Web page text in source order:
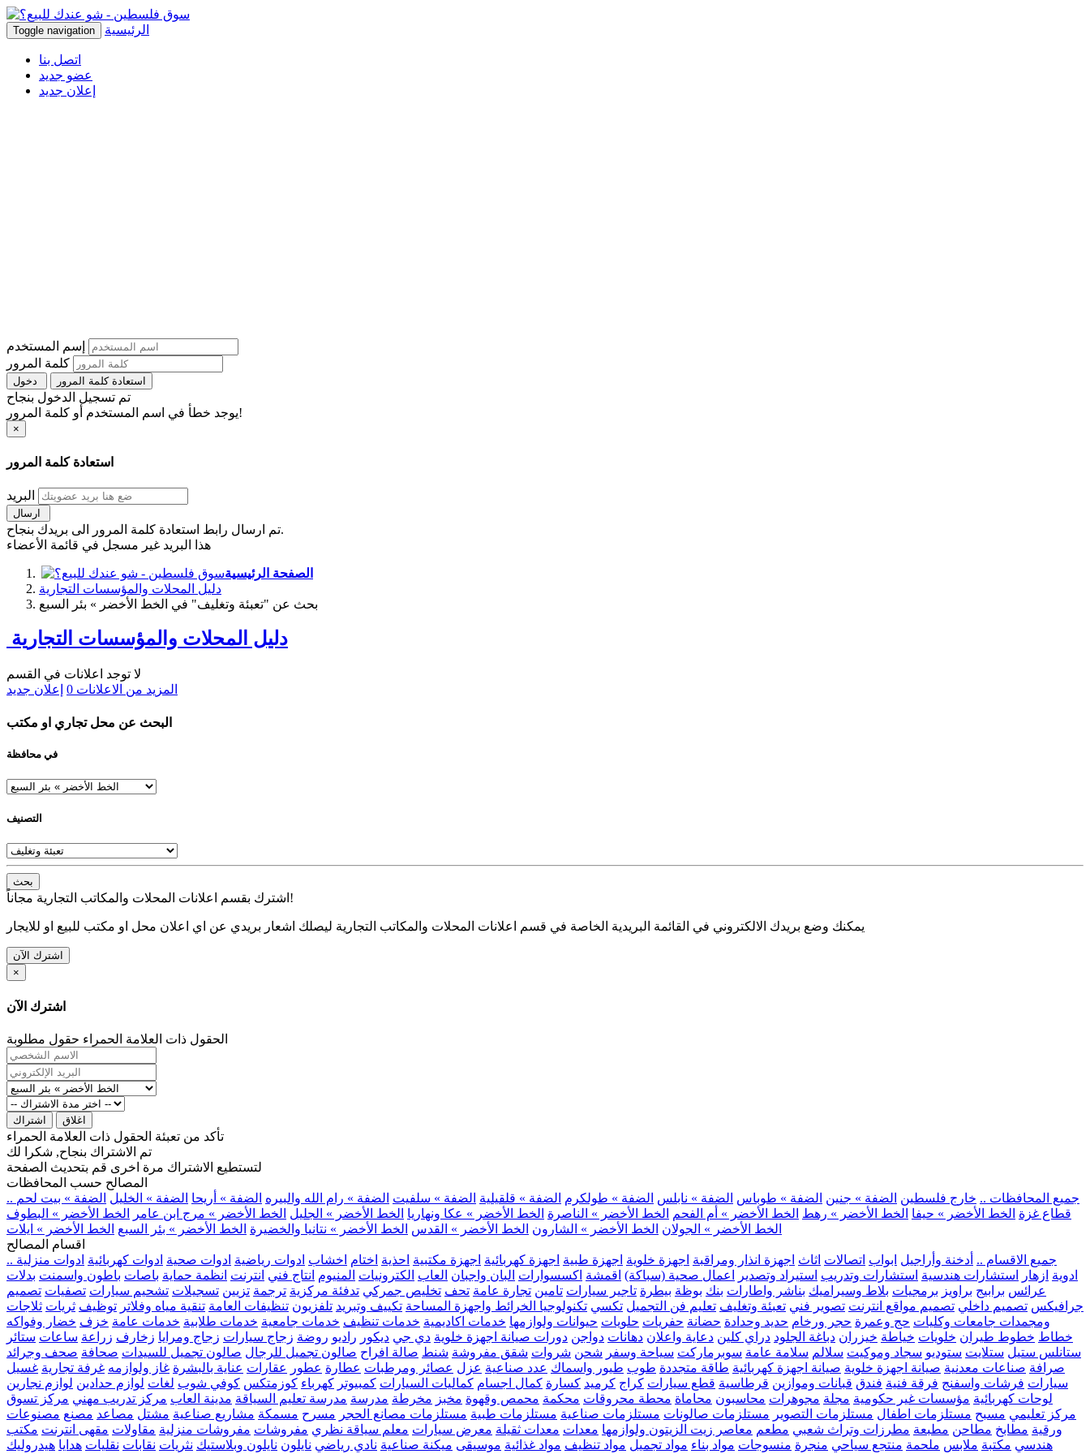
Toggle navigation الرئيسية
اتصل بنا
عضو جديد
إعلان جديد
إسم المستخدم
كلمة المرور
استعادة كلمة المرور
تم تسجيل الدخول بنجاح
يوجد خطأ في اسم المستخدم أو كلمة المرور!
×
استعادة كلمة المرور
البريد
تم ارسال رابط استعادة كلمة المرور الى بريدك بنجاح.
هذا البريد غير مسجل في قائمة الأعضاء
الصفحة الرئيسية
دليل المحلات والمؤسسات التجارية
بحث عن "تعبئة وتغليف" في الخط الأخضر » بئر السبع
دليل المحلات والمؤسسات التجارية
لا توجد اعلانات في القسم
المزيد من الاعلانات 0 إعلان جديد
البحث عن محل تجاري او مكتب
في محافظة
التصنيف
بحث
اشترك بقسم اعلانات المحلات والمكاتب التجارية مجاناً!
يمكنك وضع بريدك الالكتروني في القائمة البريدية الخاصة في قسم اعلانات المحلات والمكاتب التجارية ليصلك اشعار بريدي عن اي اعلان محل او مكتب للبيع او للايجار
اشترك الآن
×
اشترك الآن
الحقول ذات العلامة الحمراء حقول مطلوبة
اشتراك اغلاق
تأكد من تعبئة الحقول ذات العلامة الحمراء
تم الاشتراك بنجاح, شكرا لك
لتستطيع الاشتراك مرة اخرى قم بتحديث الصفحة
المصالح حسب المحافظات
.. جميع المحافظات .. خارج فلسطين الضفة » جنين الضفة » طوباس الضفة » نابلس الضفة » طولكرم الضفة » قلقيلية الضفة » سلفيت الضفة » رام الله والبيره الضفة » أريحا الضفة » الخليل الضفة » بيت لحم
قطاع غزة الخط الأخضر » حيفا الخط الأخضر » رهط الخط الأخضر » أم الفحم الخط الأخضر » الناصرة الخط الأخضر » عكا ونهاريا الخط الأخضر » الجليل الخط الأخضر » مرج ابن عامر
الخط الأخضر » البطوف
الخط الأخضر » الجولان الخط الأخضر » الشارون الخط الأخضر » القدس الخط الأخضر » نتانيا والخضيرة الخط الأخضر » بئر السبع الخط الأخضر » ايلات
اقسام المصالح
.. جميع الاقسام .. أدخنة وأراجيل ابواب اتصالات اثاث اجهزة انذار ومراقبة اجهزة خلوية اجهزة طبية اجهزة كهربائية اجهزة مكتبية احذية اختام اخشاب ادوات رياضية ادوات صحية ادوات كهربائية ادوات منزلية
ادوية ازهار استشارات هندسية استشارات وتدريب استيراد وتصدير اعمال صحية (سباكة) اقمشة اكسسوارات البان واجبان العاب الكترونيات المنيوم انتاج فني انترنت انظمة حماية باصات باطون واسمنت بدلات
عرائس برابيج براويز برمجيات بلاط وسيراميك بناشر واطارات بنك بوظة بيطرة تاجير سيارات تامين تجارة عامة تحف تخليص جمركي تدفئة مركزية ترجمة تزيين تسجيلات تشحيم سيارات تصفيات تصميم
جرافيكس تصميم داخلي تصميم مواقع انترنت تصوير فني تعبئة وتغليف تعليم فن التجميل تكسي تكنولوجيا الخرائط واجهزة المساحة تكييف وتبريد تلفزيون تنظيفات العامة تنقية مياه وفلاتر توظيف ثريات ثلاجات
ومجمدات جامعات وكليات حج وعمرة حجر ورخام حديد وحدادة حضانة حفريات حلويات حيوانات ولوازمها خدمات اكاديمية خدمات تنظيف خدمات جامعية خدمات طلابية خدمات عامة خزف خضار وفواكه
خطاط خطوط طيران خلويات خياطة خيزران دباغة الجلود دراي كلين دعاية واعلان دهانات دواجن دورات صيانة اجهزة خلوية دي جي ديكور راديو روضة زجاج سيارات زجاج ومرايا زخارف زراعة ساعات ستائر
ستانلس ستيل ستلايت ستوديو سجاد وموكيت سلالم سلامة عامة سوبرماركت سياحة وسفر شحن شروات شقق مفروشة شنط صالة افراح صالون تجميل للرجال صالون تجميل للسيدات صحافة صحف وجرائد
صرافة صناعات معدنية صيانة اجهزة خلوية صيانة اجهزة كهربائية طاقة متجددة طوب طيور واسماك عدد صناعية عزل عصائر ومرطبات عطارة عطور عقارات عناية بالبشرة غاز ولوازمه غرفة تجارية غسيل
سيارات فرشات واسفنج فرقة فنية فندق قبانات وموازين قرطاسية قطع سيارات كراج كرميد كسارة كمال اجسام كماليات السيارات كمبيوتر كهرباء كوزمتكس كوفي شوب لغات لوازم حدادين لوازم نجارين
لوحات كهربائية مؤسسات غير حكومية مجلة مجوهرات محاسبون محاماة محطة محروقات محكمة محمص وقهوة مخبز مخرطة مدرسة مدرسة تعليم السياقة مدينة العاب مركز تدريب مهني مركز تسوق
مركز تعليمي مسبح مستلزمات اطفال مستلزمات التصوير مستلزمات صالونات مستلزمات صناعية مستلزمات طبية مستلزمات مصانع الحجر مسرح مسمكة مشاريع صناعية مشتل مصاعد مصنع مصنوعات
ورقية مطابخ مطاحن مطبعة مطرزات وتراث شعبي مطعم معاصر زيت الزيتون ولوازمها معدات معدات ثقيلة معرض سيارات معلم سياقة نظري مفروشات مفروشات منزلية مقاولات مقهى انترنت مكتب
هندسي مكتبة ملابس ملحمة منتجع سياحي منجرة منسوجات مواد بناء مواد تجميل مواد تنظيف مواد غذائية موسيقى ميكنة صناعية نادي رياضي نايلون نايلون وبلاستيك نثريات نقابات نقليات هدايا هيدروليك